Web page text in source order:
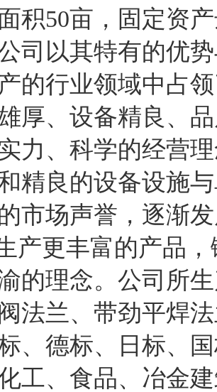
积50亩，固定资
司以其特有的优
的行业领域中占
厚、设备精良、
力、科学的经营
精良的设备设施
市场声誉，逐渐
更丰富的产品，
的理念。公司所
法兰、带劲平焊
、德标、日标、
工、食品、冶金